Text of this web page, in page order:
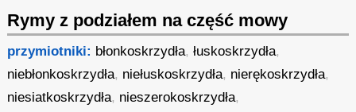
Rymy z podziałem na część mowy
przymiotniki: błonkoskrzydła,łuskoskrzydła,
niebłonkoskrzydła, niełuskoskrzydła, nierękoskrzydła,
niesiatkoskrzydła, nieszerokoskrzydła,